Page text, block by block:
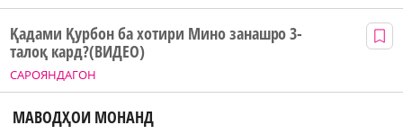
САРОЯНДАГОН
Қадами Қурбон ба хотири Мино занашро 3-
талоқ кард?(ВИДЕО)
МАВОДҲОИ МОНАНД